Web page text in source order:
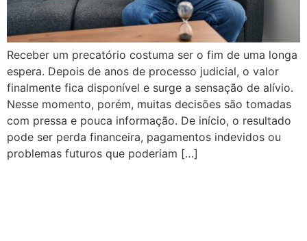
Receber um precatório costuma ser o fim de uma longa
espera. Depois de anos de processo judicial, o valor
finalmente fica disponível e surge a sensação de alívio.
Nesse momento, porém, muitas decisões são tomadas
com pressa e pouca informação. De início, o resultado
pode ser perda financeira, pagamentos indevidos ou
problemas futuros que poderiam […]